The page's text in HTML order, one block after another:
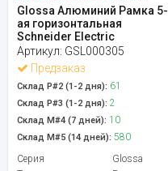
Glossa Алюминий Рамка 5-
ая горизонтальная
Schneider Electric
Артикул: GSL000305
Предзаказ
Склад Р#2 (1-2 дня): 61
Склад Р#3 (1-2 дня): 2
Склад М#4 (7 дней): 10
Склад М#5 (14 дней): 580
Серия
Glossa